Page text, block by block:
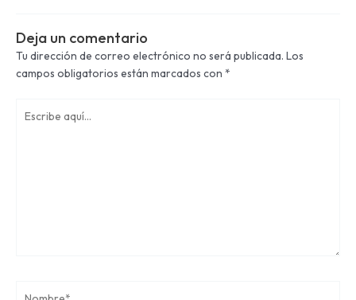
Deja un comentario
Tu dirección de correo electrónico no será publicada. Los
campos obligatorios están marcados con *
aquí...